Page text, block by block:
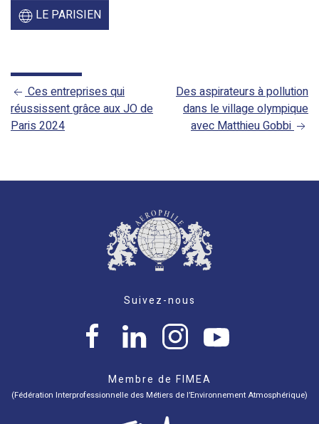
LE PARISIEN
NAVIGATION
DE
Ces entreprises qui
réussissent grâce aux JO de
Paris 2024
Des aspirateurs à pollution
dans le village olympique
avec Matthieu Gobbi
Suivez-nous
Membre de FIMEA
(Fédération Interprofessionnelle des Métiers de l’Environnement Atmosphérique)